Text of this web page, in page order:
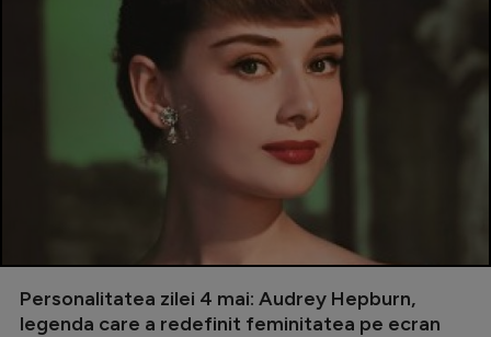
Personalitatea zilei 4 mai: Audrey Hepburn,
legenda care a redefinit feminitatea pe ecran